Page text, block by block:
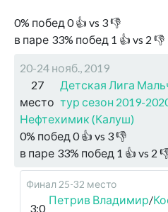
0% побед 0👍 vs 3👎
в паре 33% побед 1 👍 vs 2 👎
20-24 нояб., 2019
27
место
Детская Лига
тур сезон 2019-
Нефтехимик (Калуш)
0% побед 0👍 vs 3👎
в паре 33% побед 1 👍 vs 2
Финал 25-32 место
3:0
Петрив Владимир/